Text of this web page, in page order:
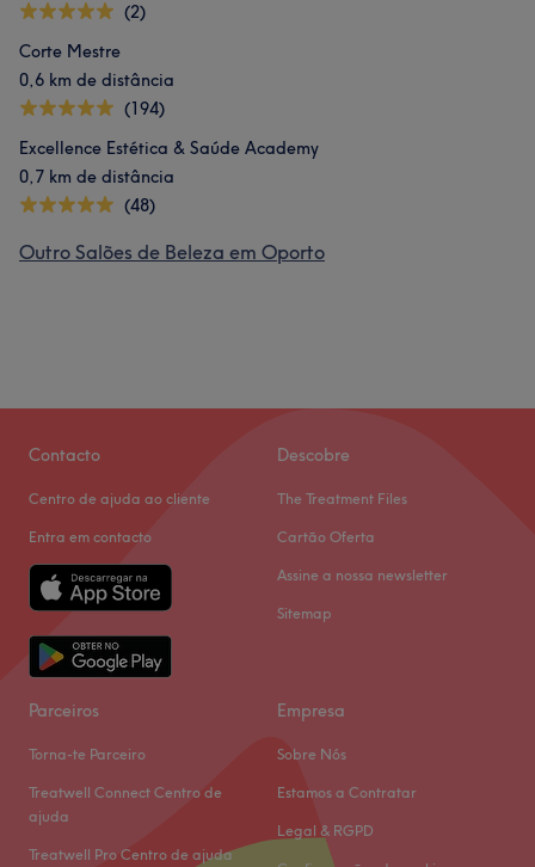
(2)
Corte Mestre
0,6 km de distância
(194)
Excellence Estética & Saúde Academy
0,7 km de distância
(48)
Outro Salões de Beleza em Oporto
Contacto
Centro de ajuda ao cliente
Entra em contacto
Descobre
The Treatment Files
Cartão Oferta
Assine a nossa newsletter
Sitemap
Parceiros
Torna-te Parceiro
Treatwell Connect Centro de
ajuda
Treatwell Pro Centro de ajuda
Empresa
Sobre Nós
Estamos a Contratar
Legal & RGPD